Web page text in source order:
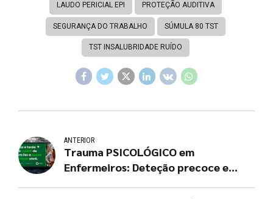
LAUDO PERICIAL EPI PROTEÇÃO AUDITIVA
SEGURANÇA DO TRABALHO SÚMULA 80 TST
TST INSALUBRIDADE RUÍDO
ANTERIOR
Trauma PSICOLÓGICO em
Enfermeiros: Deteção precoce e